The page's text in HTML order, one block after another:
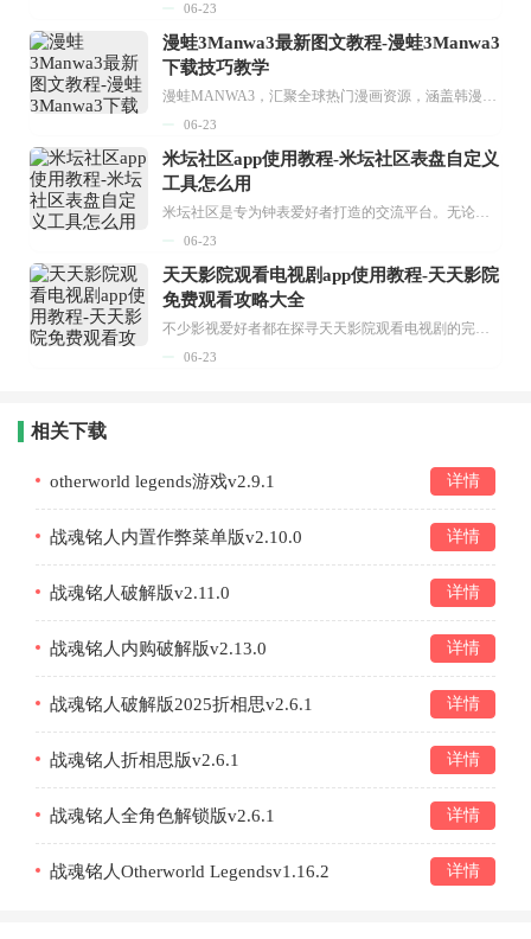
06-23
漫蛙3Manwa3最新图文教程-漫蛙3Manwa3
下载技巧教学
漫蛙MANWA3，汇聚全球热门漫画资源，涵盖韩漫、欧美漫画、国漫等多种类型，题材丰富多样，全方位满足用户阅读喜好。它不仅是阅读平台，更是创作平台，为广大用户打造零门槛创作环境。...
06-23
米坛社区app使用教程-米坛社区表盘自定义
工具怎么用
米坛社区是专为钟表爱好者打造的交流平台。无论你是初涉钟表领域的普通爱好者，还是拥有多年收藏经验的资深玩家，都能在此找到属于自己的天地。 无需注册，就能轻松参与其中。通过专业的讨论论坛与丰富的交互功能，你可与世界各地的钟表爱好者畅快交流。若你钟情于钟表，米坛社区无疑是值得一试的理想之选。在这里，你能获取最新的手表资讯，交流见解，提升鉴赏品味，让每一块手表都成为收藏故事中重要的一部分。感兴趣的朋友，不要错过下载机会。...
06-23
天天影院观看电视剧app使用教程-天天影院
免费观看攻略大全
不少影视爱好者都在探寻天天影院观看电视剧的完整方法，结合最新平台使用规则，本篇新手入门攻略全面讲解观看渠道、检索流程、播放设置以及画面模式调整等实用内容。全文适配手机、电脑等主流设备，步骤简洁易懂，无论是初次使用的新手，还是想要优化观影体验的用户，都能参照内容快速上手，熟练掌握平台各项操作技巧，轻松畅享影视内容。...
06-23
相关下载
otherworld legends游戏v2.9.1 详情
战魂铭人内置作弊菜单版v2.10.0 详情
战魂铭人破解版v2.11.0 详情
战魂铭人内购破解版v2.13.0 详情
战魂铭人破解版2025折相思v2.6.1 详情
战魂铭人折相思版v2.6.1 详情
战魂铭人全角色解锁版v2.6.1 详情
战魂铭人Otherworld Legendsv1.16.2 详情